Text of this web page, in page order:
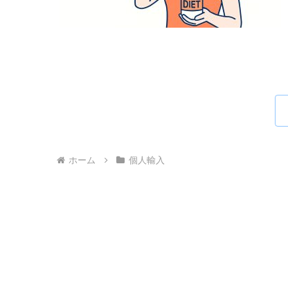
ホーム 個人輸入